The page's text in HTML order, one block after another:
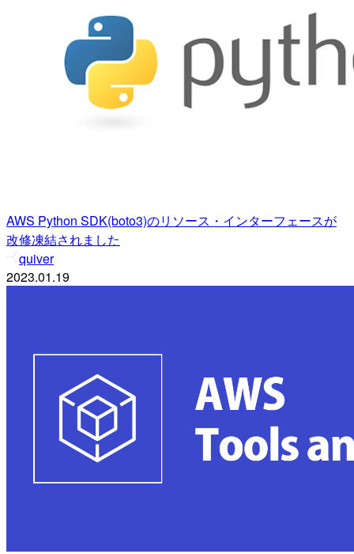
AWS Python SDK(boto3)のリソース・インターフェースが
改修凍結されました
quiver
2023.01.19